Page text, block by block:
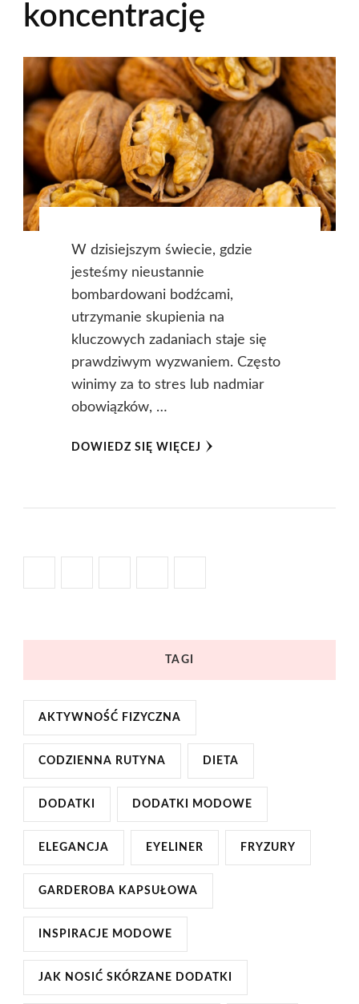
koncentrację
W dzisiejszym świecie, gdzie
jesteśmy nieustannie
bombardowani bodźcami,
utrzymanie skupienia na
kluczowych zadaniach staje się
prawdziwym wyzwaniem. Często
winimy za to stres lub nadmiar
obowiązków, …
DOWIEDZ SIĘ WIĘCEJ
TAGI
AKTYWNOŚĆ FIZYCZNA
CODZIENNA RUTYNA DIETA
DODATKI DODATKI MODOWE
ELEGANCJA EYELINER FRYZURY
GARDEROBA KAPSUŁOWA
INSPIRACJE MODOWE
JAK NOSIĆ SKÓRZANE DODATKI